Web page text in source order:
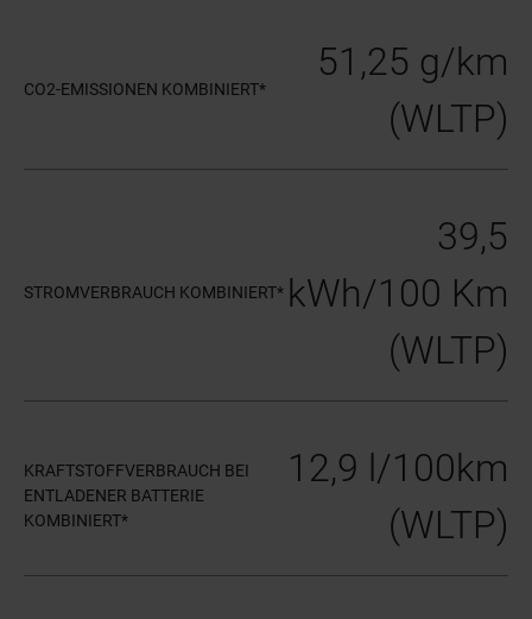
CO2-EMISSIONEN KOMBINIERT*
51,25 g/km
(WLTP)
STROMVERBRAUCH KOMBINIERT*
39,5
kWh/100 Km
(WLTP)
KRAFTSTOFFVERBRAUCH BEI
ENTLADENER BATTERIE
KOMBINIERT*
12,9 l/100km
(WLTP)